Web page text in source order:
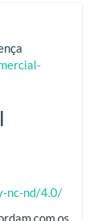
nc-nd/4.0/
com os